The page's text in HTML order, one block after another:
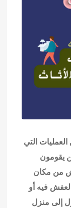
التي
يقومون
من مكان
فيه أو
إلى منزل